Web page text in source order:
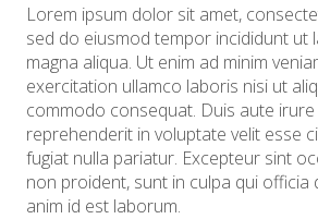
Lorem ipsum dolor sit amet,
sed do eiusmod tempor incididunt ut
magna aliqua. Ut enim ad minim
exercitation ullamco laboris nisi ut
commodo consequat. Duis aute
reprehenderit in voluptate velit esse
fugiat nulla pariatur. Excepteur sint
non proident, sunt in culpa qui officia
anim id est laborum.